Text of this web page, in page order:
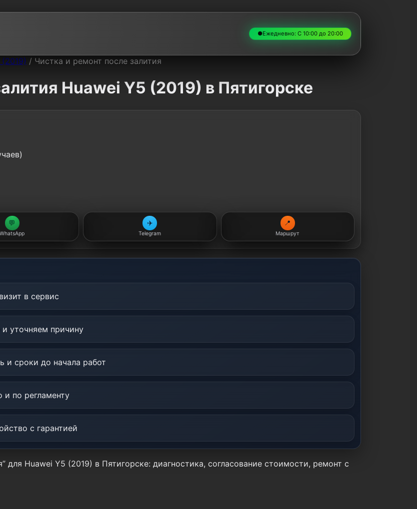
●Ежедневно: С 10:00 до 20:00
/ Чистка и ремонт после залития
Huawei Y5 (2019) в Пятигорске
💬
WhatsApp
✈️
Telegram
📍
Маршрут
в сервис
уточняем причину
и сроки до начала работ
по регламенту
с гарантией
для Huawei Y5 (2019) в Пятигорске: диагностика, согласование стоимости, ремонт с